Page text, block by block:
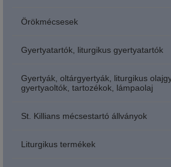
Örökmécsesek
Gyertyatartók, liturgikus gyertyatartók
Gyertyák, oltárgyertyák, liturgikus
gyertyaoltók, tartozékok, lámpaolaj
St. Killians mécsestartó állványok
Liturgikus termékek